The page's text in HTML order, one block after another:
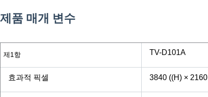
제품 매개 변수
제1항 TV-D101A
효과적 픽셀 3840 ((H) ×